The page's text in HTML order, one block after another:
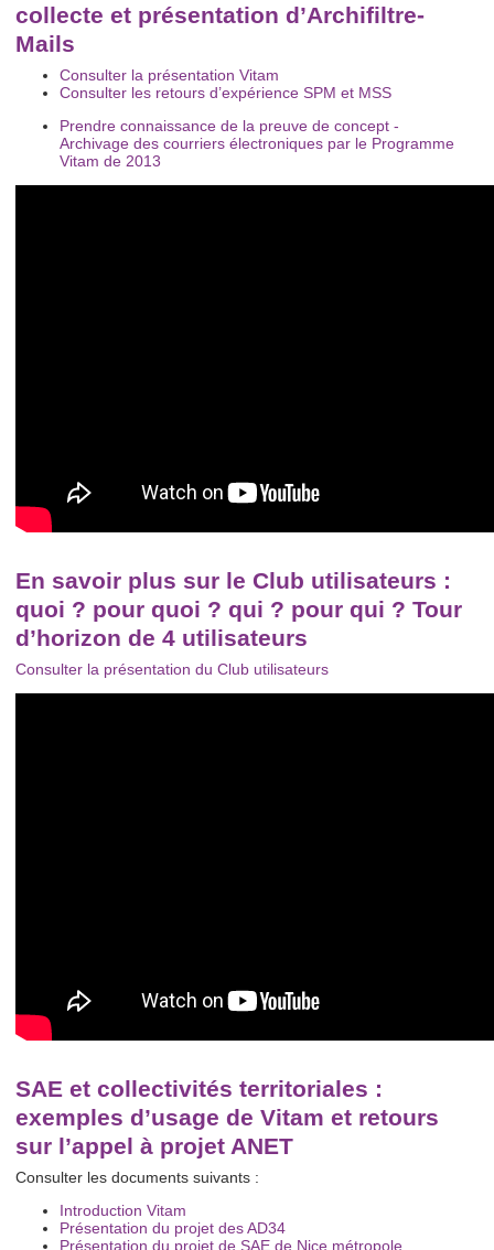
collecte et présentation d’Archifiltre-
Mails
Consulter la présentation Vitam
Consulter les retours d’expérience SPM et MSS
Prendre connaissance de la preuve de concept -
Archivage des courriers électroniques par le Programme
Vitam de 2013
En savoir plus sur le Club utilisateurs :
quoi ? pour quoi ? qui ? pour qui ? Tour
d’horizon de 4 utilisateurs
Consulter la présentation du Club utilisateurs
SAE et collectivités territoriales :
exemples d’usage de Vitam et retours
sur l’appel à projet ANET
Consulter les documents suivants :
Introduction Vitam
Présentation du projet des AD34
Présentation du projet de SAE de Nice métropole